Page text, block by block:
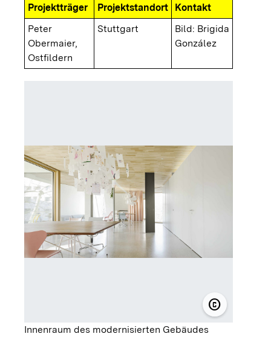
Projektträger Projektstandort
Kontakt
Peter
Obermaier,
Ostfildern
Stuttgart
Bild: Brigida
González
copyright© Brigida
Innenraum des modernisierten Gebäudes